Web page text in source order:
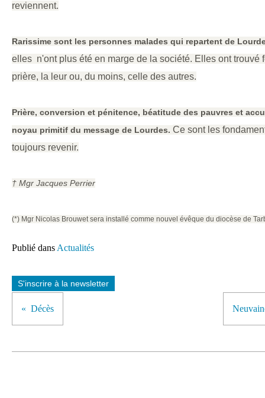
reviennent.
Rarissime sont les personnes malades qui repartent de
elles n'ont plus été en marge de la société. Elles ont trouvé
prière, la leur ou, du moins, celle des autres.
Prière, conversion et pénitence, béatitude des pauvres et
noyau primitif du message de Lourdes. Ce sont les
toujours revenir.
† Mgr Jacques Perrier
(*) Mgr Nicolas Brouwet sera installé comme nouvel évêque du diocèse de
Publié dans Actualités
S'inscrire à la newsletter
Décès